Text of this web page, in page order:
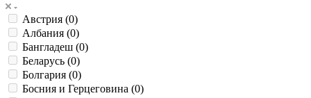
Австрия (0)
Албания (0)
Бангладеш (0)
Беларусь (0)
Болгария (0)
Босния и Герцеговина (0)